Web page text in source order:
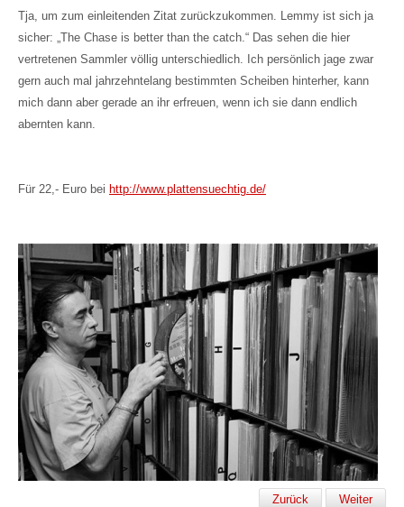
Tja, um zum einleitenden Zitat zurückzukommen. Lemmy ist sich ja
sicher: „The Chase is better than the catch.“ Das sehen die hier
vertretenen Sammler völlig unterschiedlich. Ich persönlich jage zwar
gern auch mal jahrzehntelang bestimmten Scheiben hinterher, kann
mich dann aber gerade an ihr erfreuen, wenn ich sie dann endlich
abernten kann.
Für 22,- Euro bei http://www.plattensuechtig.de/
Zurück Weiter